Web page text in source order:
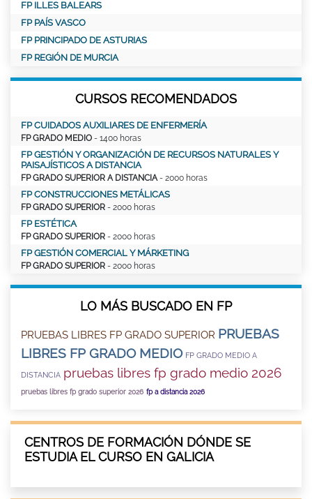
FP ILLES BALEARS
FP PAÍS VASCO
FP PRINCIPADO DE ASTURIAS
FP REGIÓN DE MURCIA
CURSOS RECOMENDADOS
FP CUIDADOS AUXILIARES DE ENFERMERÍA
FP GRADO MEDIO - 1400 horas
FP GESTIÓN Y ORGANIZACIÓN DE RECURSOS NATURALES Y
PAISAJÍSTICOS A DISTANCIA
FP GRADO SUPERIOR A DISTANCIA- 2000 horas
FP CONSTRUCCIONES METÁLICAS
FP GRADO SUPERIOR - 2000 horas
FP ESTÉTICA
FP GRADO SUPERIOR - 2000 horas
FP GESTIÓN COMERCIAL Y MÁRKETING
FP GRADO SUPERIOR - 2000 horas
LO MÁS BUSCADO EN FP
PRUEBAS LIBRES FP GRADO SUPERIOR PRUEBAS
LIBRES FP GRADO MEDIO FP GRADO MEDIO A
DISTANCIA pruebas libres fp grado medio 2026
pruebas libres fp grado superior 2026 fp a distancia 2026
CENTROS DE FORMACIÓN DÓNDE SE
ESTUDIA EL CURSO EN GALICIA